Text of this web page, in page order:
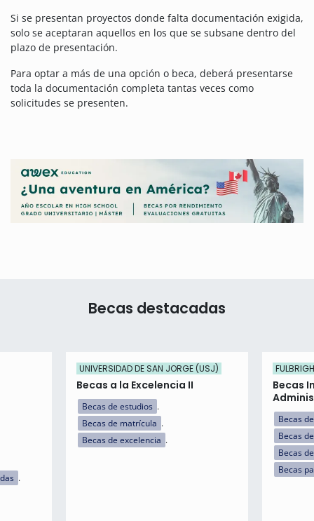
Si se presentan proyectos donde falta documentación exigida,
solo se aceptaran aquellos en los que se subsane dentro del
plazo de presentación.
Para optar a más de una opción o beca, deberá presentarse
toda la documentación completa tantas veces como
solicitudes se presenten.
Becas destacadas
UNIVERSIDAD DE SAN JORGE (USJ)
Becas a la Excelencia II
Becas de estudios
Becas de matrícula
Becas de excelencia
Becas
Becas
Becas
Becas
Becas